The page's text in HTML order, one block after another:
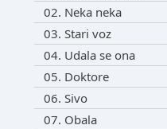
02. Neka neka
03. Stari voz
04. Udala se ona
05. Doktore
06. Sivo
07. Obala